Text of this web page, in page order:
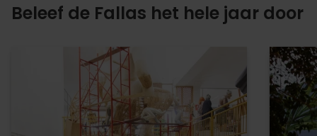
Beleef de Fallas het hele jaar door